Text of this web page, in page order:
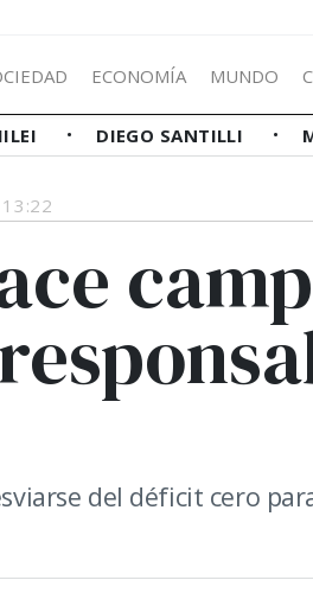
ECONOMÍA MUNDO
DIEGO SANTILLI
del déficit cero